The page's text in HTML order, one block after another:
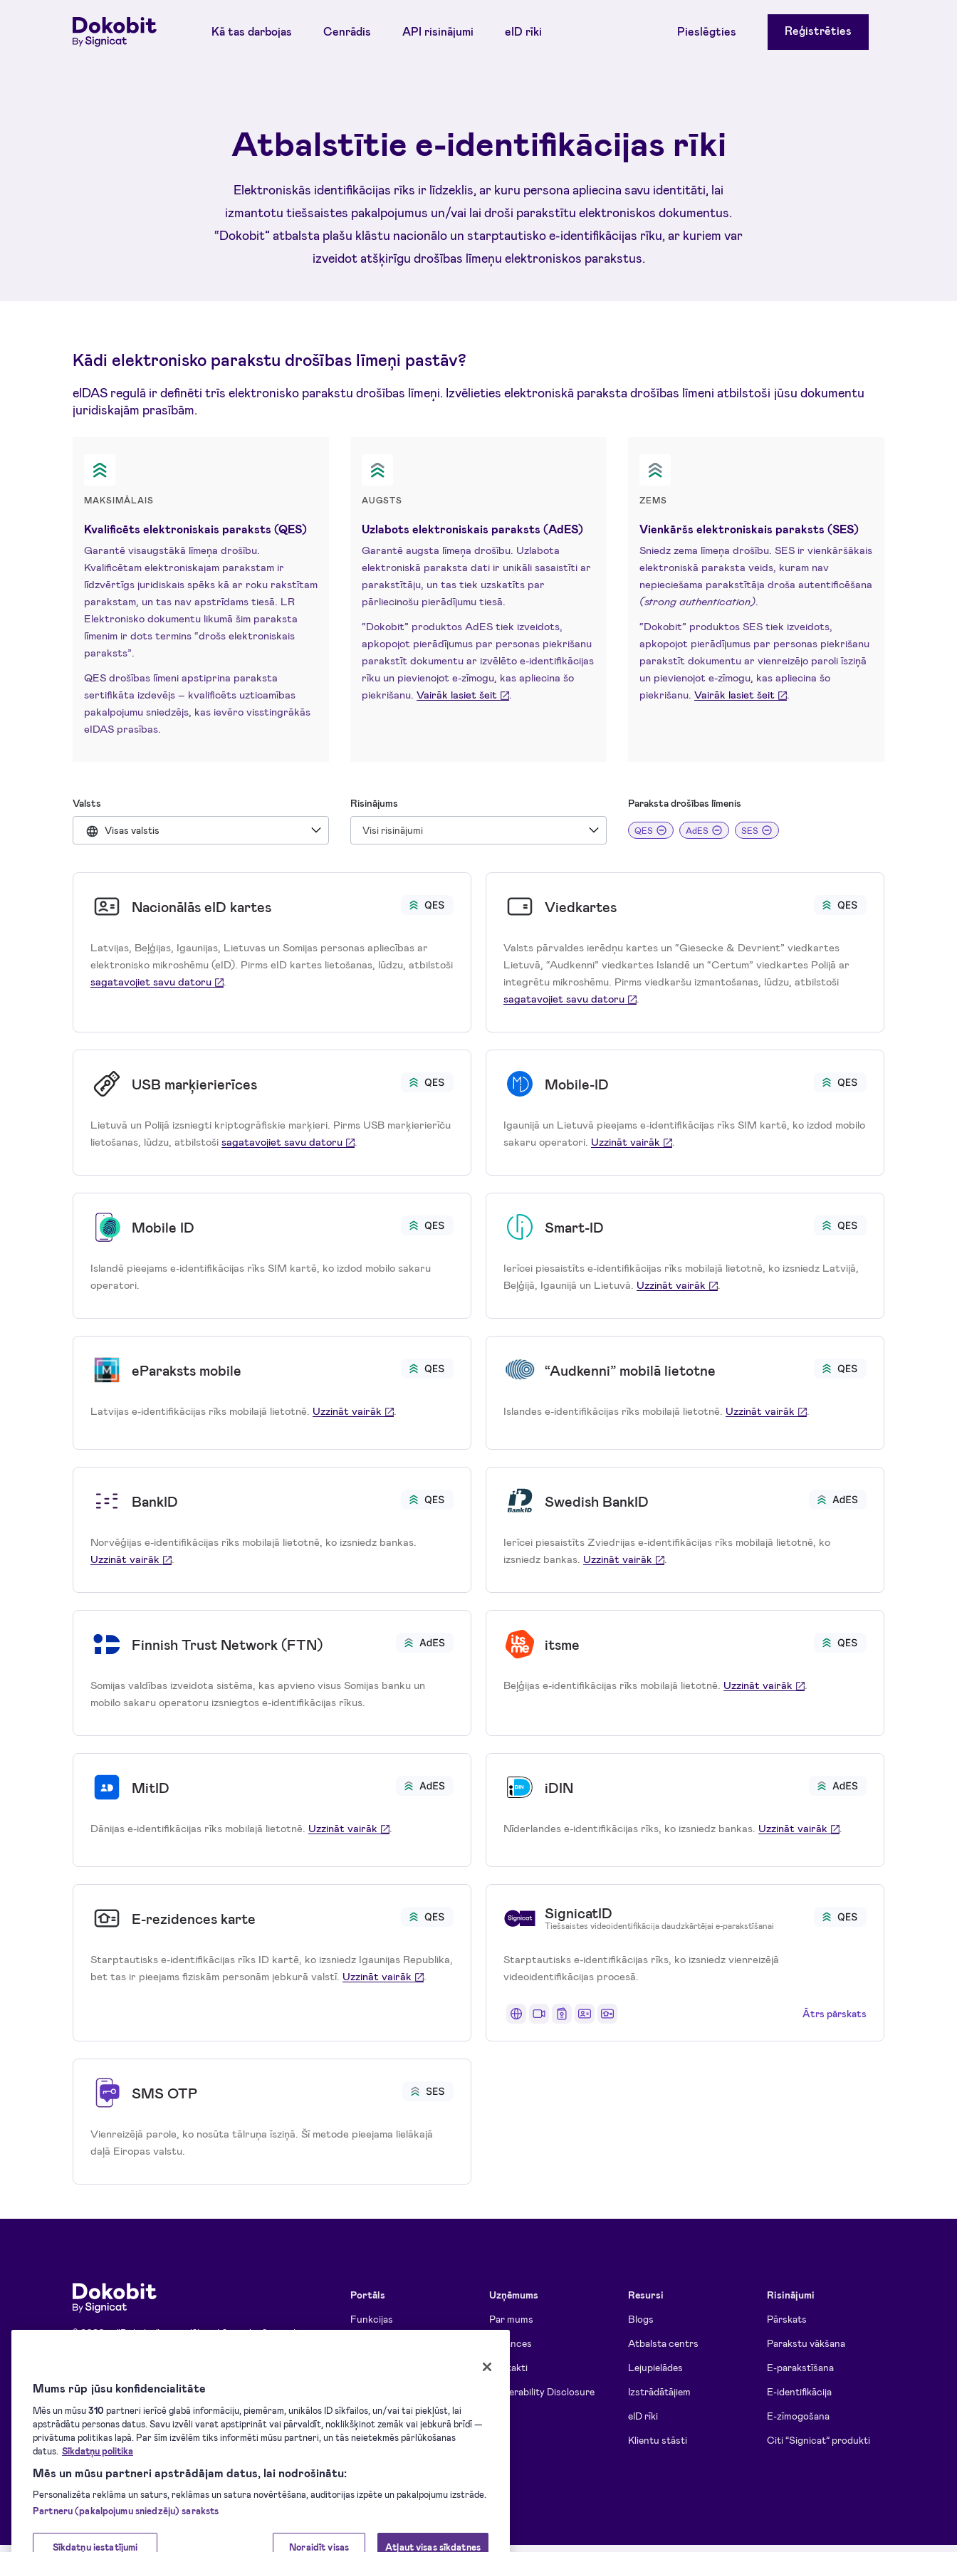
Kā tas darbojas Cenrādis API risinājumi eID rīki Pieslēgties Reģistrēties
Atbalstītie e-identifikācijas rīki
Elektroniskās identifikācijas rīks ir līdzeklis, ar kuru persona apliecina savu identitāti, lai
izmantotu tiešsaistes pakalpojumus un/vai lai droši parakstītu elektroniskos dokumentus.
“Dokobit” atbalsta plašu klāstu nacionālo un starptautisko e-identifikācijas rīku, ar kuriem var
izveidot atšķirīgu drošības līmeņu elektroniskos parakstus.
Kādi elektronisko parakstu drošības līmeņi pastāv?
eIDAS regulā ir definēti trīs elektronisko parakstu drošības līmeņi. Izvēlieties elektroniskā paraksta drošības līmeni atbilstoši jūsu dokumentu
juridiskajām prasībām.
MAKSIMĀLAIS
Kvalificēts elektroniskais paraksts (QES)
Garantē visaugstākā līmeņa drošību.
Kvalificētam elektroniskajam parakstam ir
līdzvērtīgs juridiskais spēks kā ar roku rakstītam
parakstam, un tas nav apstrīdams tiesā. LR
Elektronisko dokumentu likumā šim paraksta
līmenim ir dots termins “drošs elektroniskais
paraksts”.
QES drošības līmeni apstiprina paraksta
sertifikāta izdevējs – kvalificēts uzticamības
pakalpojumu sniedzējs, kas ievēro visstingrākās
eIDAS prasības.
AUGSTS
Uzlabots elektroniskais paraksts (AdES)
Garantē augsta līmeņa drošību. Uzlabota
elektroniskā paraksta dati ir unikāli sasaistīti ar
parakstītāju, un tas tiek uzskatīts par
pārliecinošu pierādījumu tiesā.
“Dokobit” produktos AdES tiek izveidots,
apkopojot pierādījumus par personas piekrišanu
parakstīt dokumentu ar izvēlēto e-identifikācijas
rīku un pievienojot e-zīmogu, kas apliecina šo
piekrišanu. Vairāk lasiet šeit .
ZEMS
Vienkāršs elektroniskais paraksts (SES)
Sniedz zema līmeņa drošību. SES ir vienkāršākais
elektroniskā paraksta veids, kuram nav
nepieciešama parakstītāja droša autentificēšana
(strong authentication).
“Dokobit” produktos SES tiek izveidots,
apkopojot pierādījumus par personas piekrišanu
parakstīt dokumentu ar vienreizējo paroli īsziņā
un pievienojot e-zīmogu, kas apliecina šo
piekrišanu. Vairāk lasiet šeit .
Valsts
Visas valstis
Risinājums
Visi risinājumi
Paraksta drošības līmenis
QES AdES SES
Nacionālās eID kartes
Latvijas, Beļģijas, Igaunijas, Lietuvas un Somijas personas apliecības ar
elektronisko mikroshēmu (eID). Pirms eID kartes lietošanas, lūdzu, atbilstoši
sagatavojiet savu datoru
Viedkartes
Valsts pārvaldes ierēdņu kartes un “Giesecke & Devrient” viedkartes
Lietuvā, “Audkenni” viedkartes Islandē un “Certum” viedkartes Polijā ar
integrētu mikroshēmu. Pirms viedkaršu izmantošanas, lūdzu, atbilstoši
sagatavojiet savu datoru
USB marķierierīces
Lietuvā un Polijā izsniegti kriptogrāfiskie marķieri. Pirms USB marķierierīču
lietošanas, lūdzu, atbilstoši sagatavojiet savu datoru
Mobile-ID
Igaunijā un Lietuvā pieejams e-identifikācijas rīks SIM kartē, ko izdod mobilo
sakaru operatori. Uzzināt vairāk
Mobile ID
Islandē pieejams e-identifikācijas rīks SIM kartē, ko izdod mobilo sakaru
operatori.
Smart-ID
Ierīcei piesaistīts e-identifikācijas rīks mobilajā lietotnē, ko izsniedz Latvijā,
Beļģijā, Igaunijā un Lietuvā. Uzzināt vairāk
eParaksts mobile
Latvijas e-identifikācijas rīks mobilajā lietotnē. Uzzināt vairāk
“Audkenni” mobilā lietotne
Islandes e-identifikācijas rīks mobilajā lietotnē. Uzzināt vairāk
BankID
Norvēģijas e-identifikācijas rīks mobilajā lietotnē, ko izsniedz bankas.
Uzzināt vairāk
Swedish BankID
Ierīcei piesaistīts Zviedrijas e-identifikācijas rīks mobilajā lietotnē, ko
izsniedz bankas. Uzzināt vairāk
Finnish Trust Network (FTN)
Somijas valdības izveidota sistēma, kas apvieno visus Somijas banku un
mobilo sakaru operatoru izsniegtos e-identifikācijas rīkus.
itsme
Beļģijas e-identifikācijas rīks mobilajā lietotnē. Uzzināt vairāk
MitID
Dānijas e-identifikācijas rīks mobilajā lietotnē. Uzzināt vairāk
iDIN
Nīderlandes e-identifikācijas rīks, ko izsniedz bankas. Uzzināt vairāk
E-rezidences karte
Starptautisks e-identifikācijas rīks ID kartē, ko izsniedz Igaunijas Republika,
bet tas ir pieejams fiziskām personām jebkurā valstī. Uzzināt vairāk
SignicatID
Tiešsaistes videoidentifikācija daudzkārtējai e-parakstīšanai
Starptautisks e-identifikācijas rīks, ko izsniedz vienreizējā
videoidentifikācijas procesā.
Ātrs pārskats
SMS OTP
Vienreizējā parole, ko nosūta tālruņa īsziņā. Šī metode pieejama lielākajā
daļā Eiropas valstu.
© 2026 — "Dokobit" — vieglāk, nekā parakstīt ar roku
“Dokobit” portālu nodrošina “Signicat”
– digitālās identitātes līderis Eiropā
un sertificēts QTSP; tas atbilst ISO/IEC
27001 un eIDAS standartiem.
Portāls
Funkcijas
Atbilstība standartiem
Visas funkcijas
Uzņēmums
Par mums
Vakances
Kontakti
Vulnerability Disclosure
Resursi
Blogs
Atbalsta centrs
Lejupielādes
Izstrādātājiem
eID rīki
Klientu stāsti
Risinājumi
Pārskats
Parakstu vākšana
E-parakstīšana
E-identifikācija
E-zīmogošana
Citi “Signicat” produkti
Mums rūp jūsu konfidencialitāte
Mēs un mūsu310 partneri ierīcē glabā informāciju, piemēram, unikālos ID sīkfailos, un/vai tai piekļūst, lai
apstrādātu personas datus. Savu izvēli varat apstiprināt vai pārvaldīt, noklikšķinot zemāk vai jebkurā brīdī —
privātuma politikas lapā. Par šīm izvēlēm tiks informēti mūsu partneri, un tās neietekmēs pārlūkošanas
datus. Sīkdatņu politika
Mēs un mūsu partneri apstrādājam datus, lai nodrošinātu:
Personalizēta reklāma un saturs, reklāmas un satura novērtēšana, auditorijas izpēte un pakalpojumu izstrāde.
Partneru (pakalpojumu sniedzēju) saraksts
Noraidīt visas Atļaut visas sīkdatnes
Sīkdatņu iestatījumi